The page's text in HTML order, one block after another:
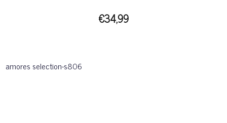
€34,99
amores selection-s806